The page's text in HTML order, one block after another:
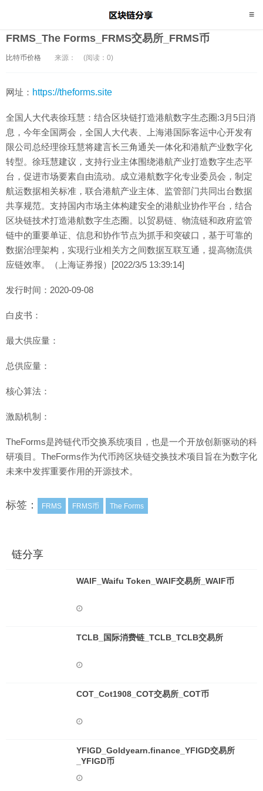
FRMS_The Forms_FRMS交易所_FRMS币
比特币价格 来源： (阅读：0)
网址： https://theforms.site
全国人大代表徐珏慧：结合区块链打造港航数字生态圈:3月5日消
息，今年全国两会，全国人大代表、上海港国际客运中心开发有
限公司总经理徐珏慧将建言长三角通关一体化和港航产业数字化
转型。徐珏慧建议，支持行业主体围绕港航产业打造数字生态平
台，促进市场要素自由流动。成立港航数字化专业委员会，制定
航运数据相关标准，联合港航产业主体、监管部门共同出台数据
共享规范。支持国内市场主体构建安全的港航业协作平台，结合
区块链技术打造港航数字生态圈。以贸易链、物流链和政府监管
链中的重要单证、信息和协作节点为抓手和突破口，基于可靠的
数据治理架构，实现行业相关方之间数据互联互通，提高物流供
应链效率。（上海证券报）[2022/3/5 13:39:14]
发行时间：2020-09-08
白皮书：
最大供应量：
总供应量：
核心算法：
激励机制：
TheForms是跨链代币交换系统项目，也是一个开放创新驱动的科
研项目。TheForms作为代币跨区块链交换技术项目旨在为数字化
未来中发挥重要作用的开源技术。
标签： FRMS FRMS币 The Forms
链分享
WAIF_Waifu Token_WAIF交易所_WAIF币
TCLB_国际消费链_TCLB_TCLB交易所
COT_Cot1908_COT交易所_COT币
YFIGD_Goldyearn.finance_YFIGD交易所
_YFIGD币